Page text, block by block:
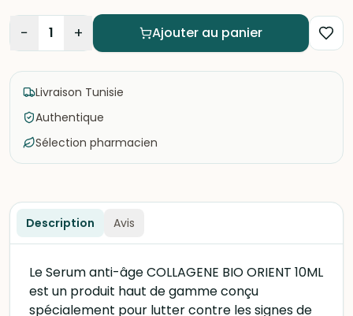
− 1 + Ajouter au panier
Livraison Tunisie
Authentique
Sélection pharmacien
Description Avis
Le Serum anti-âge COLLAGENE BIO ORIENT 10ML
est un produit haut de gamme conçu
spécialement pour lutter contre les signes de